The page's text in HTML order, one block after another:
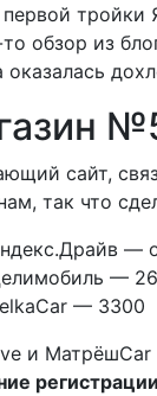
тройки
обзор из
оказалась
сайт,
так что
—
—
— 3300
и МатрёшCar